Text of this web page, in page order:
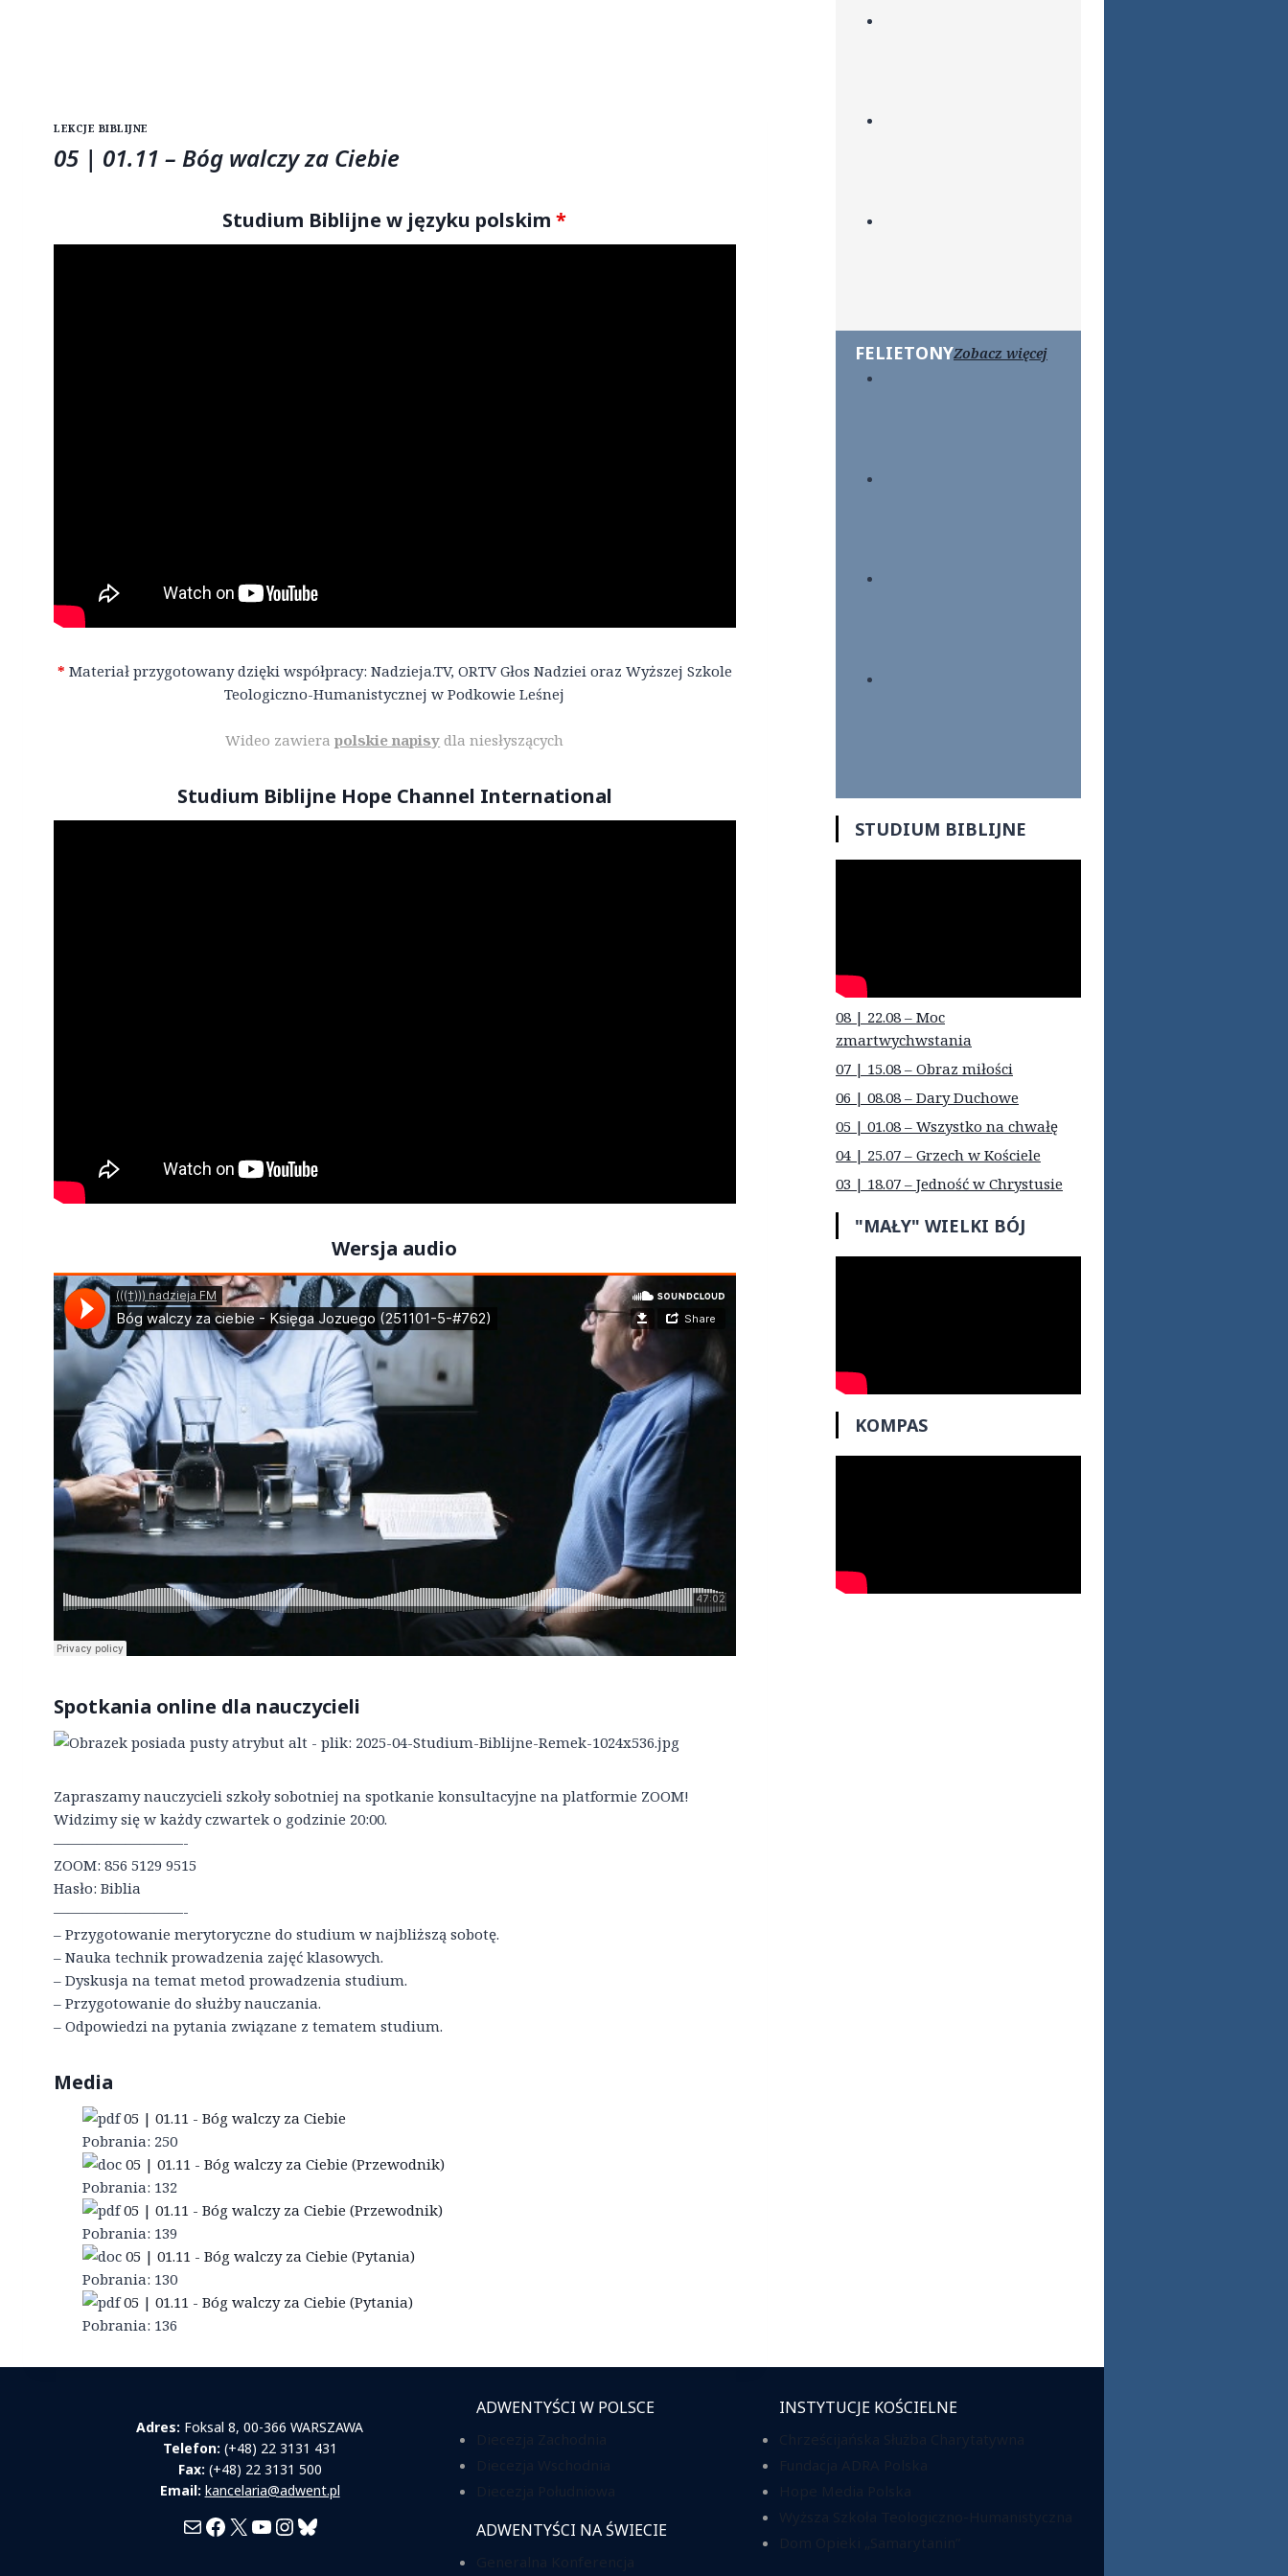
LEKCJE BIBLIJNE
05 | 01.11 – Bóg walczy za Ciebie
Studium Biblijne w języku polskim*
* Materiał przygotowany dzięki współpracy: Nadzieja.TV, ORTV Głos Nadziei oraz Wyższej Szkole
Teologiczno-Humanistycznej w Podkowie Leśnej
Wideo zawierapolskie napisy dla niesłyszących
Studium Biblijne Hope Channel International
Wersja audio
Spotkania online dla nauczycieli
Zapraszamy nauczycieli szkoły sobotniej na spotkanie konsultacyjne na platformie ZOOM!
Widzimy się w każdy czwartek o godzinie 20:00.
—————————-
ZOOM: 856 5129 9515
Hasło: Biblia
—————————-
– Przygotowanie merytoryczne do studium w najbliższą sobotę.
– Nauka technik prowadzenia zajęć klasowych.
– Dyskusja na temat metod prowadzenia studium.
– Przygotowanie do służby nauczania.
– Odpowiedzi na pytania związane z tematem studium.
Media
05 | 01.11 - Bóg walczy za Ciebie
Pobrania: 250
05 | 01.11 - Bóg walczy za Ciebie (Przewodnik)
Pobrania: 132
05 | 01.11 - Bóg walczy za Ciebie (Przewodnik)
Pobrania: 139
05 | 01.11 - Bóg walczy za Ciebie (Pytania)
Pobrania: 130
05 | 01.11 - Bóg walczy za Ciebie (Pytania)
Pobrania: 136
FELIETONYZobacz więcej
STUDIUM BIBLIJNE
08 | 22.08 – Moc
zmartwychwstania
07 | 15.08 – Obraz miłości
06 | 08.08 – Dary Duchowe
05 | 01.08 – Wszystko na chwałę
04 | 25.07 – Grzech w Kościele
03 | 18.07 – Jedność w Chrystusie
"MAŁY" WIELKI BÓJ
KOMPAS
Adres: Foksal 8, 00-366 WARSZAWA
Telefon: (+48) 22 3131 431
Fax: (+48) 22 3131 500
Email: kancelaria@adwent.pl
MailFacebook
X YouTube
Instagram
Bluesky
ADWENTYŚCI W POLSCE
ADWENTYŚCI NA ŚWIECIE
INSTYTUCJE KOŚCIELNE